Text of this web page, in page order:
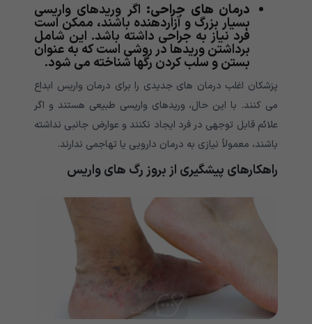
درمان های جراحی: اگر وریدهای واریسی
بسیار بزرگ و آزاردهنده باشند، ممکن است
فرد نیاز به جراحی داشته باشد. این شامل
برداشتن وریدها در روشی است که به عنوان
بستن و سلب کردن رگها شناخته می شود.
پزشکان اغلب درمان های جدیدی را برای درمان واریس ابداع
می کنند. با این حال، وریدهای واریسی طبیعی هستند و اگر
علائم قابل توجهی در فرد ایجاد نکنند و عوارض جانبی نداشته
باشند، معمولاً نیازی به درمان دارویی یا تهاجمی ندارند.
راهکارهای پیشگیری از بروز رگ های واریس